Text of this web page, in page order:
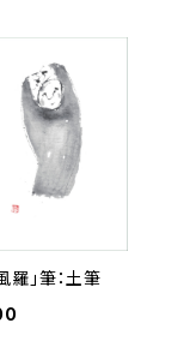
羅」筆：土筆